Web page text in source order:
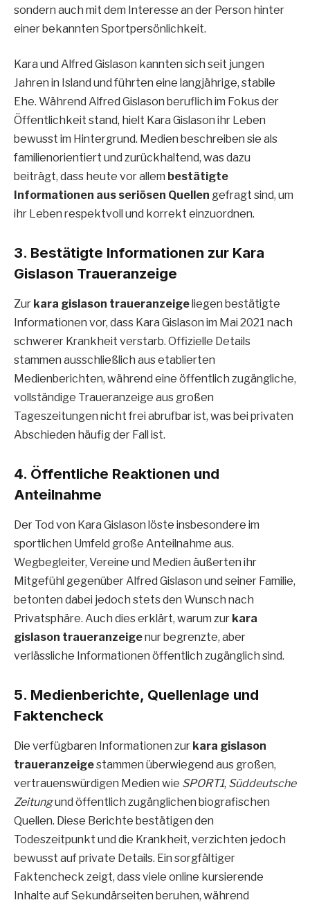
sondern auch mit dem Interesse an der Person hinter
einer bekannten Sportpersönlichkeit.
Kara und Alfred Gislason kannten sich seit jungen
Jahren in Island und führten eine langjährige, stabile
Ehe. Während Alfred Gislason beruflich im Fokus der
Öffentlichkeit stand, hielt Kara Gislason ihr Leben
bewusst im Hintergrund. Medien beschreiben sie als
familienorientiert und zurückhaltend, was dazu
beiträgt, dass heute vor allem bestätigte
Informationen aus seriösen Quellen gefragt sind, um
ihr Leben respektvoll und korrekt einzuordnen.
3. Bestätigte Informationen zur Kara
Gislason Traueranzeige
Zur kara gislason traueranzeigeliegen bestätigte
Informationen vor, dass Kara Gislason im Mai 2021 nach
schwerer Krankheit verstarb. Offizielle Details
stammen ausschließlich aus etablierten
Medienberichten, während eine öffentlich zugängliche,
vollständige Traueranzeige aus großen
Tageszeitungen nicht frei abrufbar ist, was bei privaten
Abschieden häufig der Fall ist.
4. Öffentliche Reaktionen und
Anteilnahme
Der Tod von Kara Gislason löste insbesondere im
sportlichen Umfeld große Anteilnahme aus.
Wegbegleiter, Vereine und Medien äußerten ihr
Mitgefühl gegenüber Alfred Gislason und seiner Familie,
betonten dabei jedoch stets den Wunsch nach
Privatsphäre. Auch dies erklärt, warum zur kara
gislason traueranzeigenur begrenzte, aber
verlässliche Informationen öffentlich zugänglich sind.
5. Medienberichte, Quellenlage und
Faktencheck
Die verfügbaren Informationen zur kara gislason
traueranzeigestammen überwiegend aus großen,
vertrauenswürdigen Medien wie SPORT1, Süddeutsche
Zeitungund öffentlich zugänglichen biografischen
Quellen. Diese Berichte bestätigen den
Todeszeitpunkt und die Krankheit, verzichten jedoch
bewusst auf private Details. Ein sorgfältiger
Faktencheck zeigt, dass viele online kursierende
Inhalte auf Sekundärseiten beruhen, während